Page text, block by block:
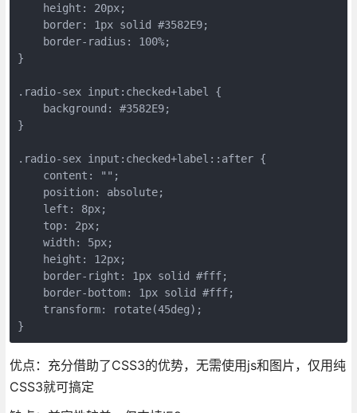
    height: 20px;
    border: 1px solid #3582E9;
    border-radius: 100%;
}
.radio-sex input:checked+label {
    background: #3582E9;
}
.radio-sex input:checked+label::after {
    content: "";
    position: absolute;
    left: 8px;
    top: 2px;
    width: 5px;
    height: 12px;
    border-right: 1px solid #fff;
    border-bottom: 1px solid #fff;
    transform: rotate(45deg);
优点：充分借助了CSS3的优势，无需使用js和图片，仅用纯
CSS3就可搞定